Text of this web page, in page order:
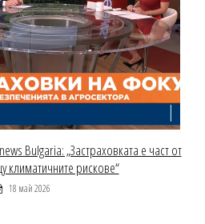
Bulgaria: „Застраховката е част от
климатичните рискове“
18 май 2026